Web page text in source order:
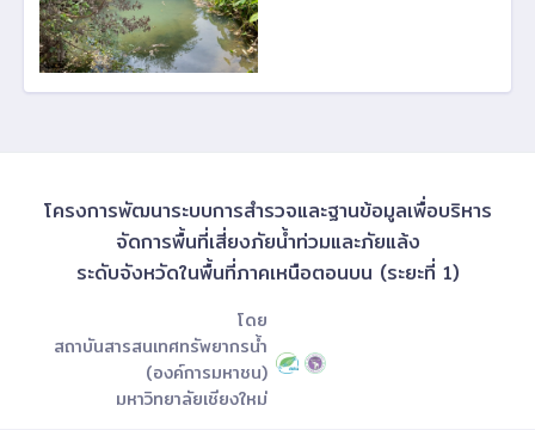
โครงการพัฒนาระบบการสำรวจและฐานข้อมูลเพื่อบริหาร
จัดการพื้นที่เสี่ยงภัยน้ำท่วมและภัยแล้ง
ระดับจังหวัดในพื้นที่ภาคเหนือตอนบน (ระยะที่ 1)
โดย
สถาบันสารสนเทศทรัพยากรน้ำ
(องค์การมหาชน)
มหาวิทยาลัยเชียงใหม่